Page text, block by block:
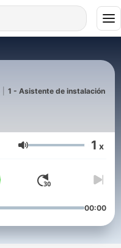
1 - Asistente de instalación
Ses 1 x
00:00